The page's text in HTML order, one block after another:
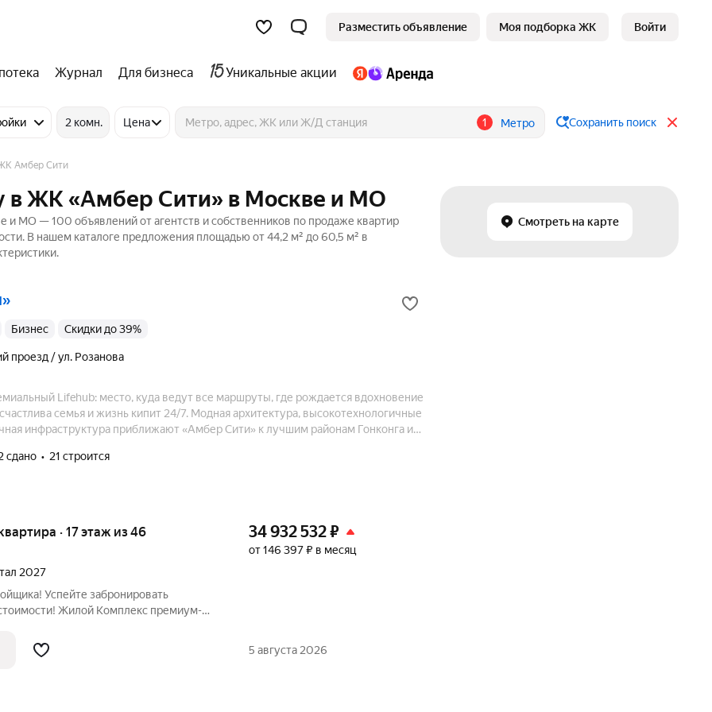
Разместить объявление Моя подборка ЖК Войти
Журнал Для бизнеса Уникальные акции
2 комн. Цена 1 Метро Сохранить поиск
Смотреть на карте
Амбер Сити
в ЖК «Амбер Сити» в Москве и МО
МО — 100 объявлений от агентств и собственников по продаже квартир
В нашем каталоге предложения площадью от 44,2 м² до 60,5 м² в
бизнес Скидки до 39%
проезд / ул. Розанова
Lifehub: место, куда ведут все маршруты, где рождается вдохновение
семья и жизнь кипит 24/7. Модная архитектура, высокотехнологичные
инфраструктура приближают «Амбер Сити» к лучшим районам Гонконга и
сдано 21 строится
· 17 этаж из 46
2027
Успейте забронировать
Жилой Комплекс премиум-
здания. Предчистовая отделка. -
34 932 532₽
от 146 397 ₽ в месяц
5 августа 2026